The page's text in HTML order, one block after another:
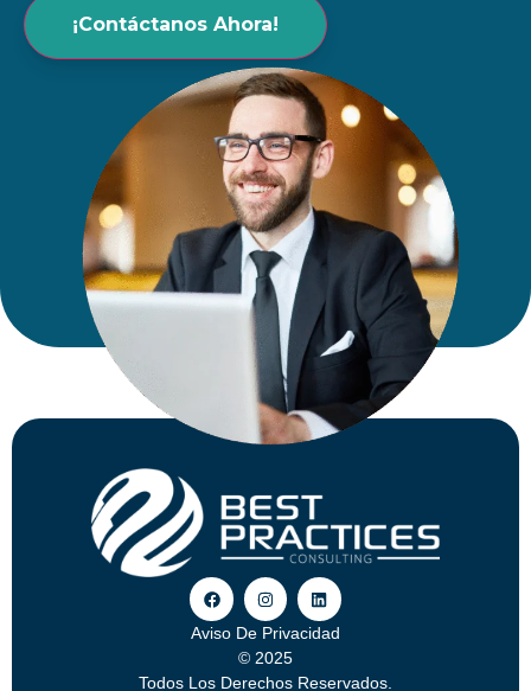
¡Contáctanos Ahora!
Aviso De Privacidad
© 2025
Todos Los Derechos Reservados.